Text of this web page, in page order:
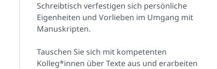
Schreibtisch verfestigen sich persönliche
Eigenheiten und Vorlieben im Umgang mit
Manuskripten.
Tauschen Sie sich mit kompetenten
Kolleg*innen über Texte aus und erarbeiten